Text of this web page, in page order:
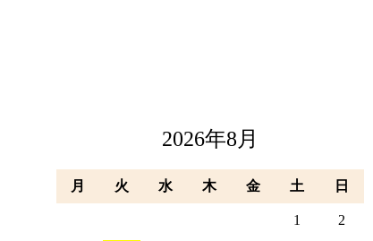
2026年8月
月 火 水 木 金 土 日
1 2